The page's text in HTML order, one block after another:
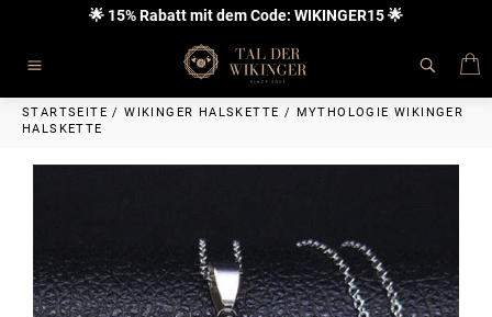
Inhalt
🌟 15% Rabatt mit dem Code: WIKINGER15 🌟
STARTSEITE /WIKINGER HALSKETTE /
MYTHOLOGIE WIKINGER
HALSKETTE